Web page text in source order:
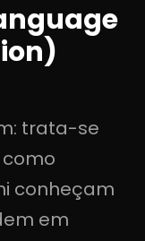
trata-se
conheçam
em